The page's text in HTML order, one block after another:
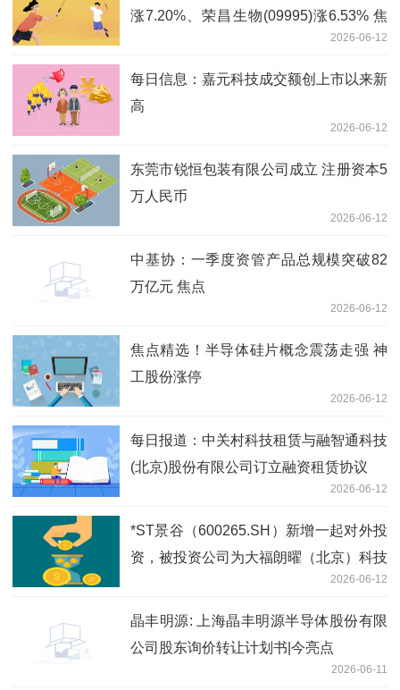
涨7.20%、荣昌生物(09995)涨6.53% 焦
2026-06-12
每日信息：嘉元科技成交额创上市以来新
高
2026-06-12
东莞市锐恒包装有限公司成立 注册资本5
万人民币
2026-06-12
中基协：一季度资管产品总规模突破82
万亿元 焦点
2026-06-12
焦点精选！半导体硅片概念震荡走强 神
工股份涨停
2026-06-12
每日报道：中关村科技租赁与融智通科技
(北京)股份有限公司订立融资租赁协议
2026-06-12
*ST景谷（600265.SH）新增一起对外投
资，被投资公司为大福朗曜（北京）科技
2026-06-12
晶丰明源: 上海晶丰明源半导体股份有限
公司股东询价转让计划书|今亮点
2026-06-11